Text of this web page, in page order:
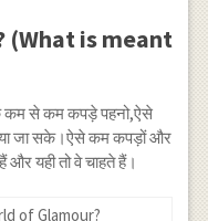
(What is meant
कम से कम कपड़े पहनो,ऐसे
जा सके।ऐसे कम कपड़ों और
यही तो वे चाहते हैं।